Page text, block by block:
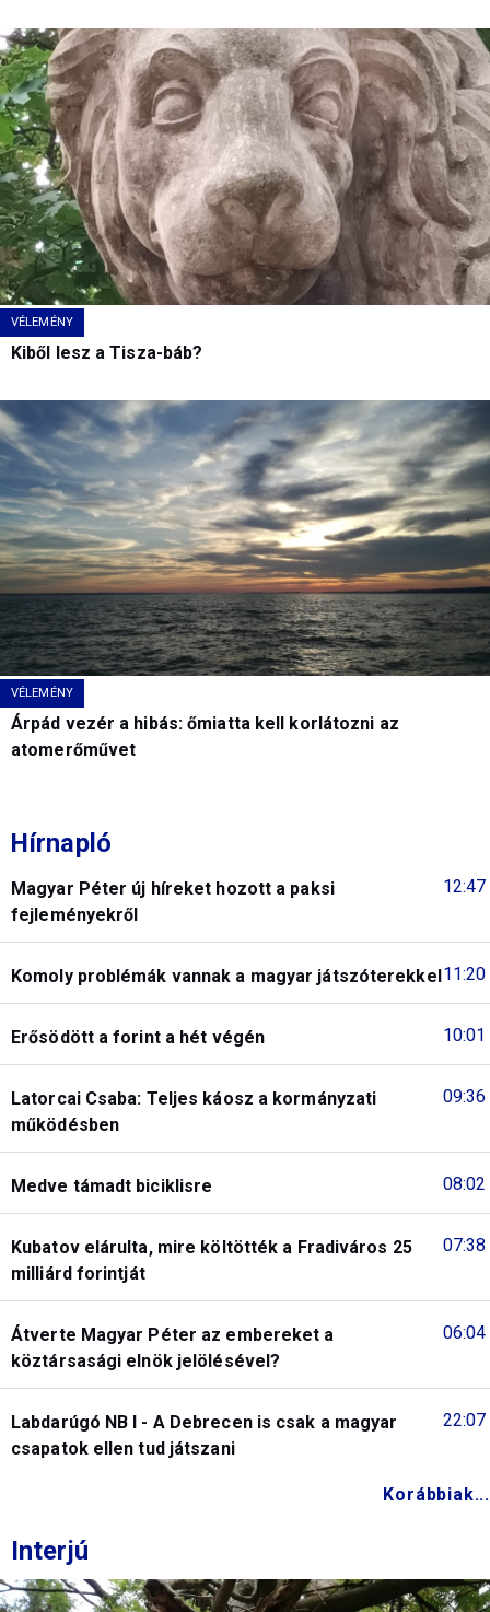
VÉLEMÉNY
Kiből lesz a Tisza-báb?
VÉLEMÉNY
Árpád vezér a hibás: őmiatta kell korlátozni az
atomerőművet
Hírnapló
12:47
Magyar Péter új híreket hozott a paksi
fejleményekről
11:20
Komoly problémák vannak a magyar játszóterekkel
10:01
Erősödött a forint a hét végén
09:36
Latorcai Csaba: Teljes káosz a kormányzati
működésben
08:02
Medve támadt biciklisre
07:38
Kubatov elárulta, mire költötték a Fradiváros 25
milliárd forintját
06:04
Átverte Magyar Péter az embereket a
köztársasági elnök jelölésével?
22:07
Labdarúgó NB I - A Debrecen is csak a magyar
csapatok ellen tud játszani
Korábbiak...
Interjú